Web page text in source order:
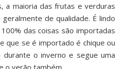
a maioria das frutas e verduras
de qualidade. É lindo
das coisas são importadas
que se é importado é chique ou
durante o inverno e segue uma
o verão também.